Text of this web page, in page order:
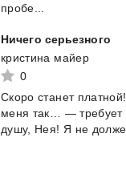
пробе...
Ничего серьезного
кристина майер
0
Скоро станет платной!
меня так… — требует
душу, Нея! Я не